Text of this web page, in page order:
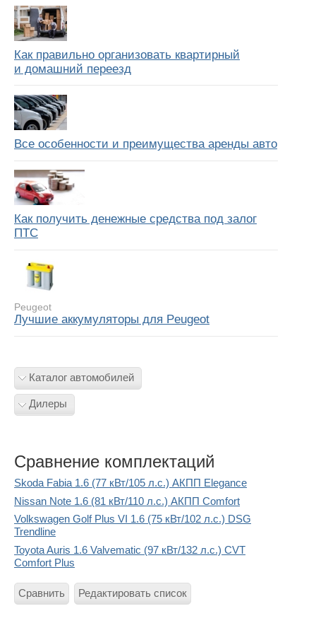
Как правильно организовать квартирный
и домашний переезд
Все особенности и преимущества аренды авто
Как получить денежные средства под залог
ПТС
Peugeot
Лучшие аккумуляторы для Peugeot
Каталог автомобилей
Дилеры
Сравнение комплектаций
Skoda Fabia 1.6 (77 кВт/105 л.с.) АКПП Elegance
Nissan Note 1.6 (81 кВт/110 л.с.) АКПП Comfort
Volkswagen Golf Plus VI 1.6 (75 кВт/102 л.с.) DSG
Trendline
Toyota Auris 1.6 Valvematic (97 кВт/132 л.с.) CVT
Comfort Plus
Сравнить Редактировать список